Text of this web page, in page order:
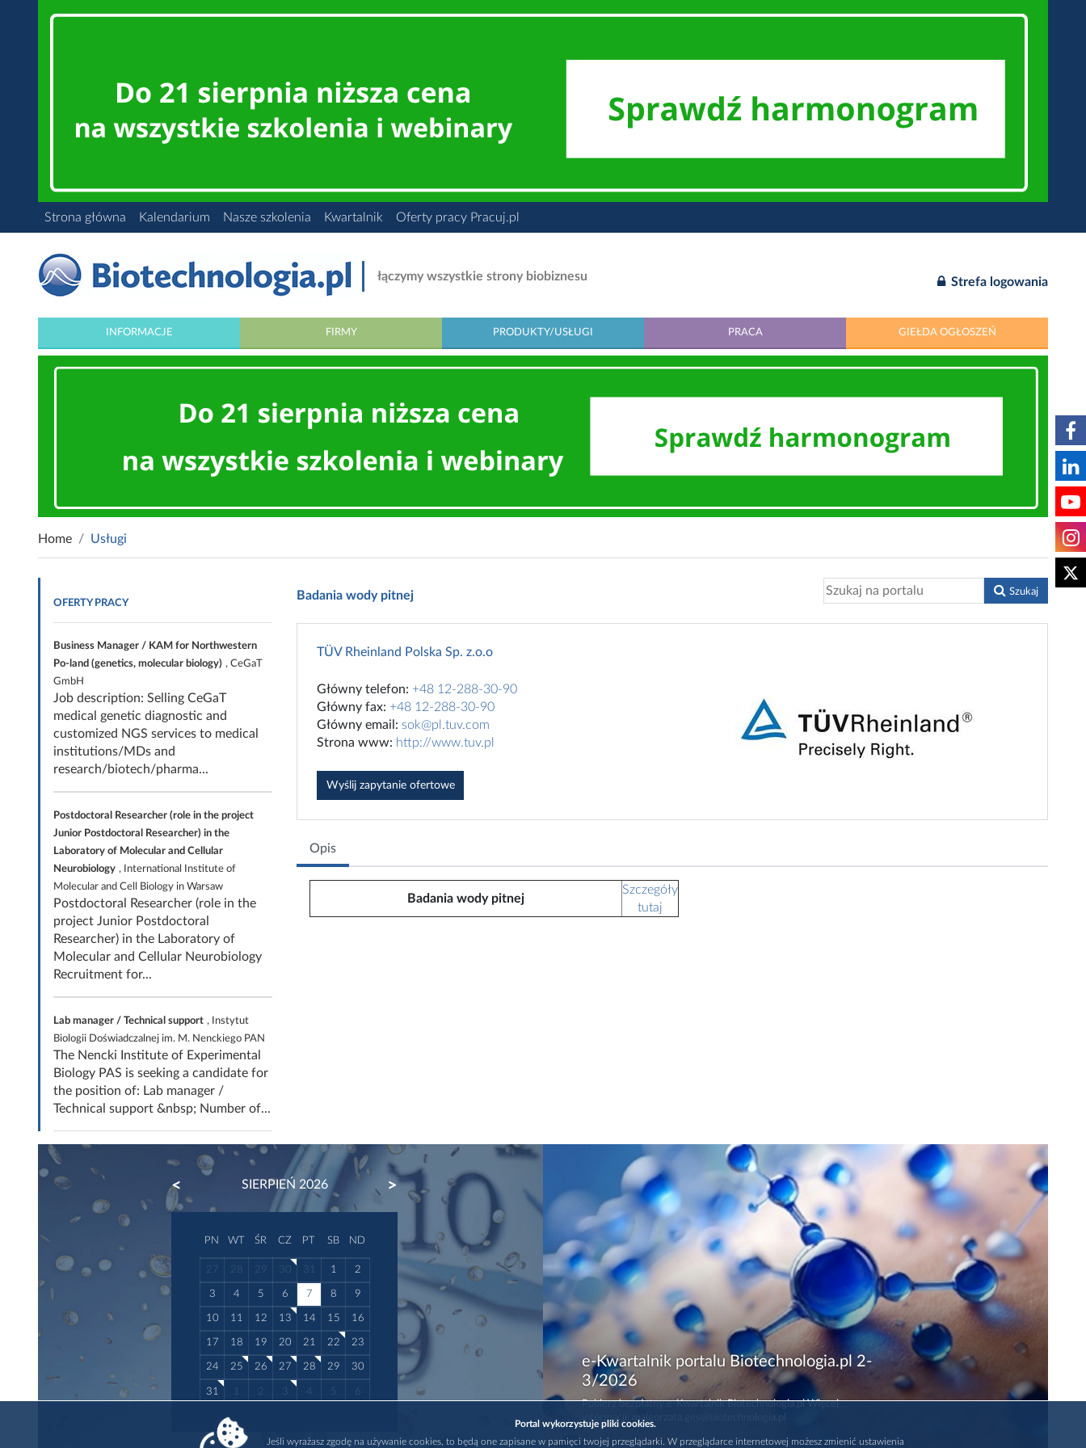
Strona główna Kalendarium Nasze szkolenia Kwartalnik Oferty pracy Pracuj.pl
łączymy wszystkie strony biobiznesu Strefa logowania
INFORMACJE FIRMY PRODUKTY/USŁUGI PRACA GIEŁDA OGŁOSZEŃ
Home Usługi
OFERTY PRACY
Business Manager / KAM for Northwestern
Po-land (genetics, molecular biology) , CeGaT
GmbH
Job description: Selling CeGaT
medical genetic diagnostic and
customized NGS services to medical
institutions/MDs and
research/biotech/pharma...
Postdoctoral Researcher (role in the project
Junior Postdoctoral Researcher) in the
Laboratory of Molecular and Cellular
Neurobiology , International Institute of
Molecular and Cell Biology in Warsaw
Postdoctoral Researcher (role in the
project Junior Postdoctoral
Researcher) in the Laboratory of
Molecular and Cellular Neurobiology
Recruitment for...
Lab manager / Technical support , Instytut
Biologii Doświadczalnej im. M. Nenckiego PAN
The Nencki Institute of Experimental
Biology PAS is seeking a candidate for
the position of: Lab manager /
Technical support &nbsp; Number of...
Badania wody pitnej Szukaj
TÜV Rheinland Polska Sp. z.o.o
Główny telefon: +48 12-288-30-90
Główny fax: +48 12-288-30-90
Główny email: sok@pl.tuv.com
Strona www: http://www.tuv.pl
Wyślij zapytanie ofertowe
Opis
Badania wody pitnej
Szczegóły
tutaj
SIERPIEŃ 2026
PREVIOUS NEXT
PN WT ŚR CZ PT SB ND
27 28 29 30 31 1 2
3 4 5 6 7 8 9
10 11 12 13 14 15 16
17 18 19 20 21 22 23
24 25 26 27 28 29 30
31 1 2 3 4 5 6
e-Kwartalnik portalu Biotechnologia.pl 2-
3/2026
Pobierz bezpłatny e-Kwartalnik Biotechnologia.pl Więcej
informacji: malgorzata.ges@biotechnologia.pl
Portal wykorzystuje pliki cookies.
Jeśli wyrażasz zgodę na używanie cookies, to będą one zapisane w pamięci twojej przeglądarki. W przeglądarce internetowej możesz zmienić ustawienia